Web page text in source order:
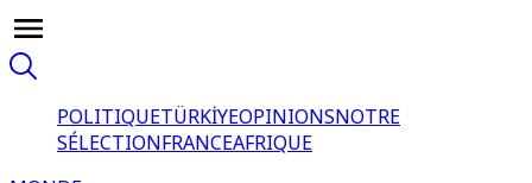
POLITIQUETÜRKİYEOPINIONSNOTRE
SÉLECTIONFRANCEAFRIQUE